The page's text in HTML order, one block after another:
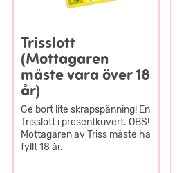
Trisslott
(Mottagaren
måste vara över 18
år)
Ge bort lite skrapspänning! En
Trisslott i presentkuvert. OBS!
Mottagaren av Triss måste ha
fyllt 18 år.